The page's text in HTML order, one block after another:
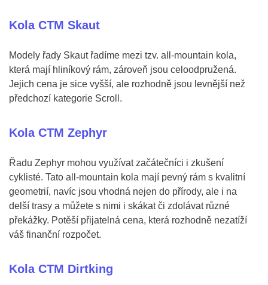
Kola CTM Skaut
Modely řady Skaut řadíme mezi tzv. all-mountain kola,
která mají hliníkový rám, zároveň jsou celoodpružená.
Jejich cena je sice vyšší, ale rozhodně jsou levnější než
předchozí kategorie Scroll.
Kola CTM Zephyr
Řadu Zephyr mohou využívat začátečníci i zkušení
cyklisté. Tato all-mountain kola mají pevný rám s kvalitní
geometrií, navíc jsou vhodná nejen do přírody, ale i na
delší trasy a můžete s nimi i skákat či zdolávat různé
překážky. Potěší přijatelná cena, která rozhodně nezatíží
váš finanční rozpočet.
Kola CTM Dirtking